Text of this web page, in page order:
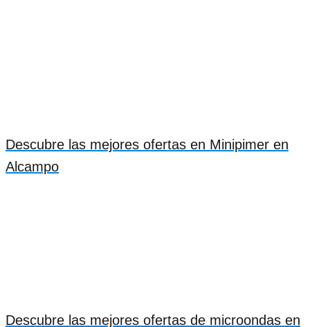
Descubre las mejores ofertas en Minipimer en
Alcampo
Descubre las mejores ofertas de microondas en